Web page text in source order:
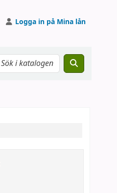
Logga in på Mina lån